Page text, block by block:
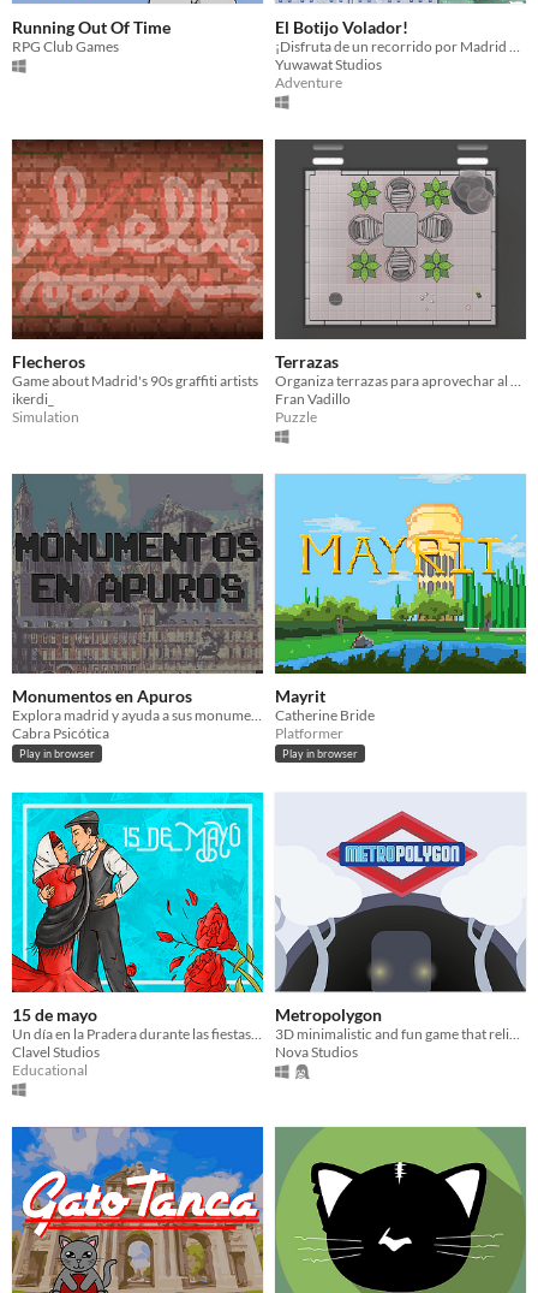
Running Out Of Time
RPG Club Games
El Botijo Volador!
Yuwawat Studios
Adventure
Flecheros
Game about Madrid's 90s graffiti artists
ikerdi_
Simulation
Terrazas
Organiza terrazas para aprovechar al máximo el espacio
Fran Vadillo
Puzzle
Monumentos en Apuros
Explora madrid y ayuda a sus monumentos a volver a su estado original
Cabra Psicótica
Play in browser
Mayrit
Catherine Bride
Platformer
Play in browser
15 de mayo
Un día en la Pradera durante las fiestas de San Isisdro.
Clavel Studios
Educational
Metropolygon
3D minimalistic and fun game that relies on physics.
Nova Studios